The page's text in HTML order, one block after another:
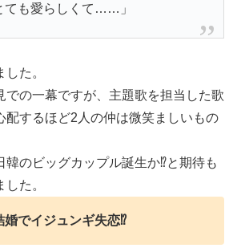
ても愛らしくて……」
た。
での一幕ですが、主題歌を担当した歌
配するほど2人の仲は微笑ましいもの
韓のビッグカップル誕生か⁉と期待も
た。
婚でイジュンギ失恋⁉